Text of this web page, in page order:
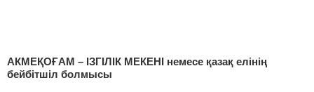
АКМЕҚОҒАМ – ІЗГІЛІК МЕКЕНІ немесе қазақ елінің
бейбітшіл болмысы